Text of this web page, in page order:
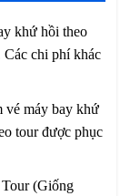
khứ hồi theo
chi phí khác
vé máy bay khứ
tour được phục
(Giống